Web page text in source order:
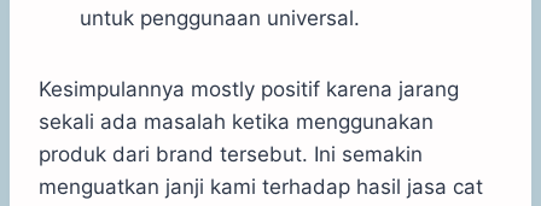
untuk penggunaan universal.
Kesimpulannya mostly positif karena jarang
sekali ada masalah ketika menggunakan
produk dari brand tersebut. Ini semakin
menguatkan janji kami terhadap hasil jasa cat